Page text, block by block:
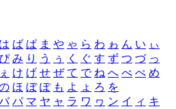
は ば ぱ ま や ゃ ら わ ゎ ん い ぃ
ぴ み り う ぅ く ぐ す ず つ づ っ
ぇ け げ せ ぜ て で ね へ べ ぺ め
ほ ぼ ぽ も よ ょ ろ を
パ マ ヤ ャ ラ ワ ヮ ン イ ィ キ